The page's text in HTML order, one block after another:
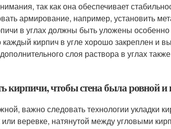
так как она обеспечивает
армирование, например, установить
в углах должны быть уложены
кирпич в угле хорошо закреплен и
слоя раствора в углах
кирпичи, чтобы стена была ровной и
важно следовать технологии укладки
веревке, натянутой между угловыми